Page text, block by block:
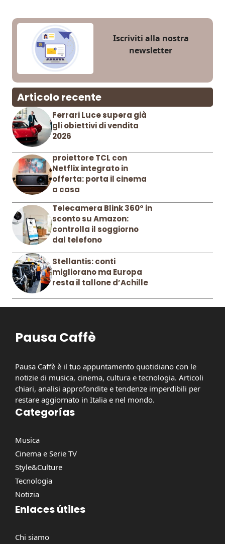
Iscriviti alla nostra
newsletter
Articolo recente
Ferrari Luce supera già
gli obiettivi di vendita
2026
proiettore TCL con
Netflix integrato in
offerta: porta il cinema
a casa
Telecamera Blink 360° in
sconto su Amazon:
controlla il soggiorno
dal telefono
Stellantis: conti
migliorano ma Europa
resta il tallone d’Achille
Pausa Caffè
Pausa Caffè è il tuo appuntamento quotidiano con le
notizie di musica, cinema, cultura e tecnologia. Articoli
chiari, analisi approfondite e tendenze imperdibili per
restare aggiornato in Italia e nel mondo.
Categorías
Musica
Cinema e Serie TV
Style&Culture
Tecnologia
Notizia
Enlaces útiles
Chi siamo